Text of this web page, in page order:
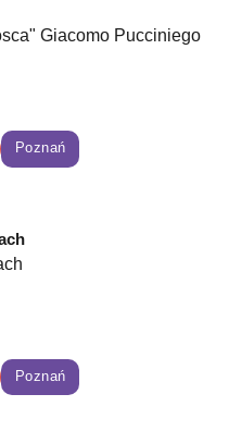
Giacomo Pucciniego
Poznań
Poznań